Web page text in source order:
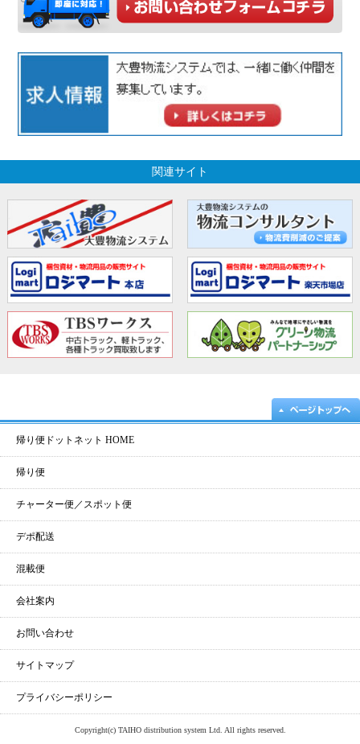
関連サイト
帰り便ドットネット HOME
帰り便
チャーター便／スポット便
デポ配送
混載便
会社案内
お問い合わせ
サイトマップ
プライバシーポリシー
Copyright(c) TAIHO distribution system Ltd. All rights reserved.